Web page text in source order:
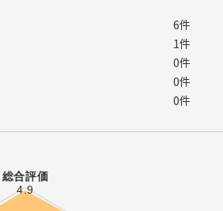
6件
1件
0件
0件
0件